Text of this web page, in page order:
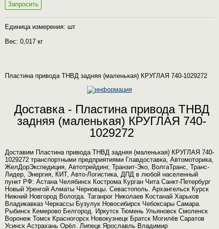
Запросить
Единица измерения: шт
Вес: 0,017 кг
Пластина привода ТНВД задняя (маленькая) КРУГЛАЯ 740-1029272
Доставка - Пластина привода ТНВД
задняя (маленькая) КРУГЛАЯ 740-
1029272
Доставим Пластина привода ТНВД задняя (маленькая) КРУГЛАЯ 740-
1029272 транспортными предприятиями Главдоставка, Автомоторика,
ЖелДорЭкспедиция, Автотрейдинг, Транзит-Эко, ВолгаТранс, Транс-
Лидер, Энергия, КИТ, Авто-Логистика, ДПД в любой населенный
пункт РФ: Астана Челябинск Кострома Курган Чита Санкт-Петербург
Новый Уренгой Алматы Черновцы. Севастополь. Архангельск Курск
Нижний Новгород Вологда. Таганрог Николаев Костанай Харьков
Владикавказ Черкассы Бузулук Новосибирск Чебоксары Самара.
Рыбинск Кемерово Белгород. Иркутск Тюмень Ульяновск Смоленск
Воронеж Томск Красногорск Новокузнецк Братск Могилёв Саратов
Усинск Астрахань Орёл. Липецк Ярославль Владимир